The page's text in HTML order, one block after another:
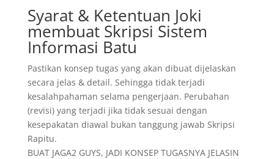
Syarat & Ketentuan Joki
membuat Skripsi Sistem
Informasi Batu
Pastikan konsep tugas yang akan dibuat dijelaskan
secara jelas & detail. Sehingga tidak terjadi
kesalahpahaman selama pengerjaan. Perubahan
(revisi) yang terjadi jika tidak sesuai dengan
kesepakatan diawal bukan tanggung jawab Skripsi
Rapitu.
BUAT JAGA2 GUYS, JADI KONSEP TUGASNYA JELASIN